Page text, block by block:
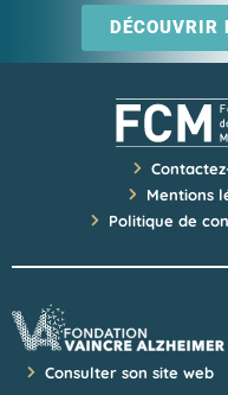
DÉCOUVRIR
Mentions
Politique de
Consulter son site web